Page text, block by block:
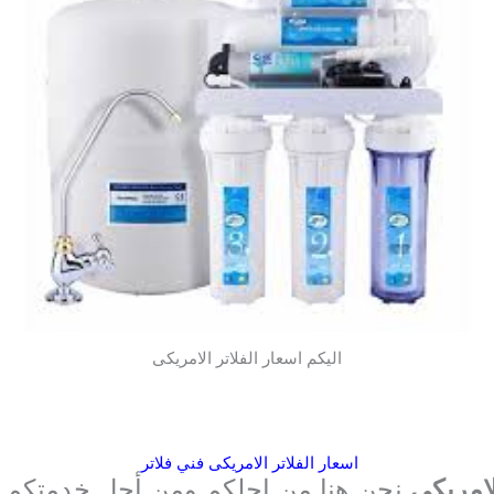
اليكم اسعار الفلاتر الامريكى
اسعار الفلاتر الامريكى فني فلاتر